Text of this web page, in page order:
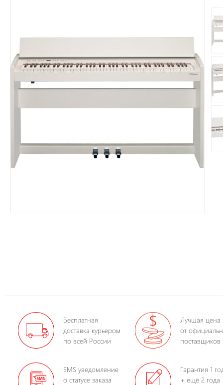
Бесплатная
доставка курьером
по всей России
Лучшая цена
от
поставщиков
SMS уведомление
о статусе заказа
Гарантия 1
+ ещё 2 года